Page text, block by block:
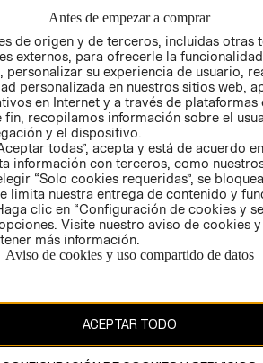
POLÍTICA
EMPRESARIAL
CONDICIONES
AVISO DE
PRIVACIDAD
GIFT CARD
AVISO DE
Antes de empezar a comprar
de origen y de terceros, incluidas otras
externos, para ofrecerle la
personalizar su experiencia de usuario,
personalizada en nuestros sitios web,
en Internet y a través de plataformas
fin, recopilamos información sobre el
y el dispositivo.
todas”, acepta y está de acuerdo
información con terceros, como
“Solo cookies requeridas”, se
limita nuestra entrega de contenido y
clic en “Configuración de cookies y
Visite nuestro aviso de cookies
más información.
Aviso de cookies y uso compartido de datos
ACEPTAR TODO